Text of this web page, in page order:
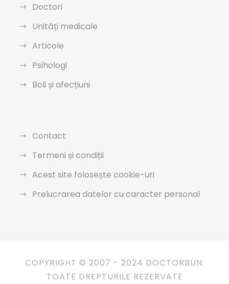
Doctori
Unități medicale
Articole
Psihologi
Boli și afecțiuni
Contact
Termeni și condiții
Acest site folosește cookie-uri
Prelucrarea datelor cu caracter personal
COPYRIGHT © 2007 - 2024 DOCTORBUN.
TOATE DREPTURILE REZERVATE